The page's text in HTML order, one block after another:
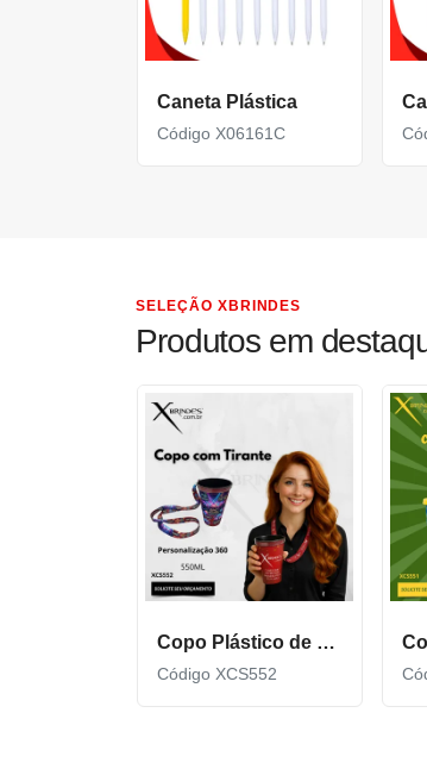
Caneta Plástica
Código X06161C
SELEÇÃO XBRINDES
Produtos em
Copo Plástico de 550 ML com Tirante Personalizado XCS552
Código XCS552